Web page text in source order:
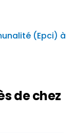
(Epci) à
de chez